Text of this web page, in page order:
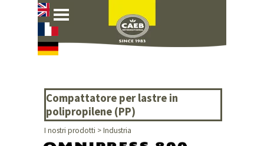
Vai ai contenuti Salta menù
Compattatore per lastre in
polipropilene (PP)
I nostri prodotti >Industria